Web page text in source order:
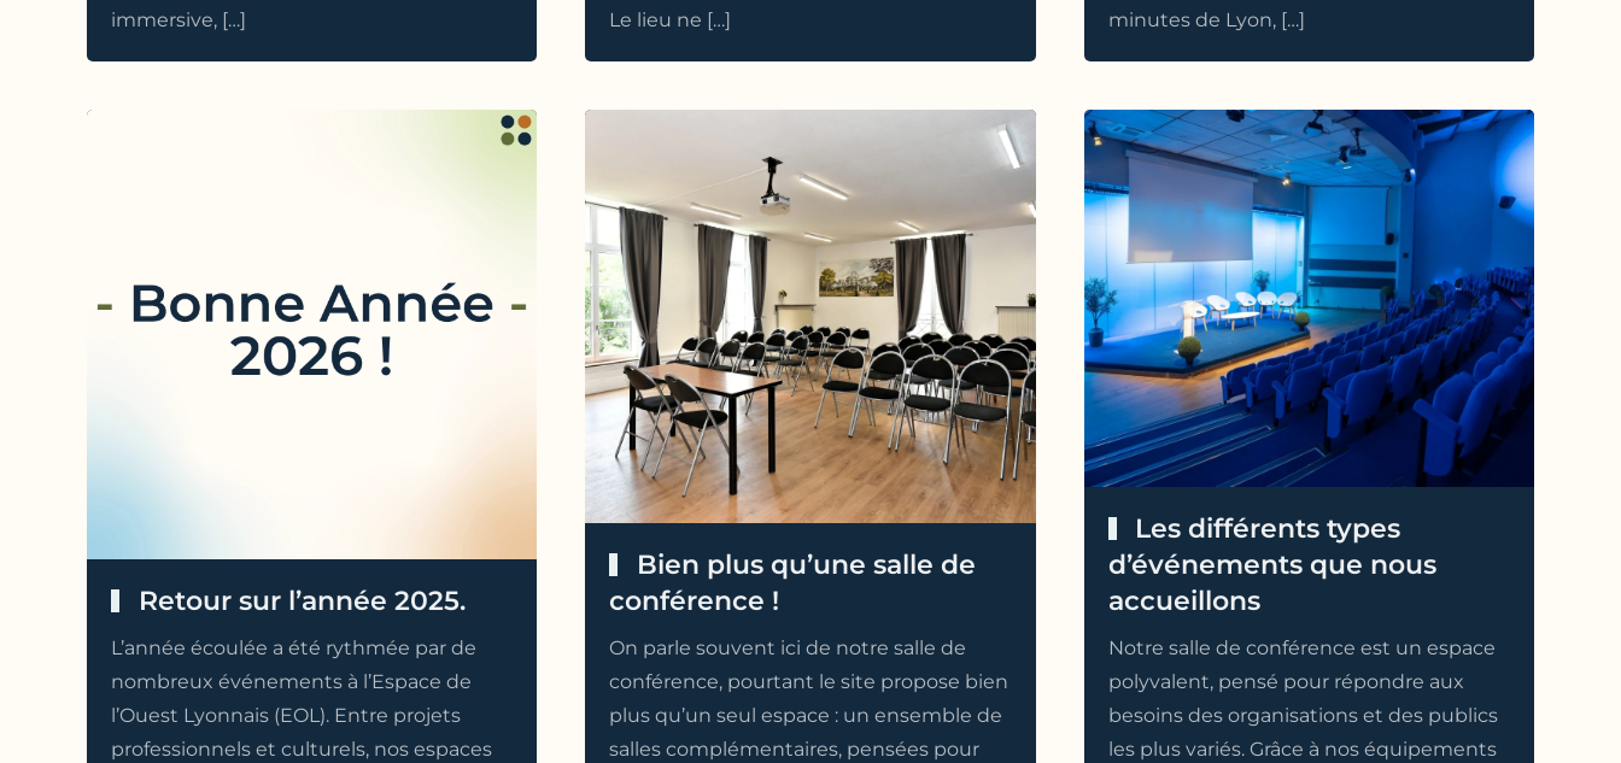
immersive, […]
Le lieu ne […]
minutes de Lyon, […]
Retour sur l’année 2025.
L’année écoulée a été rythmée par de
nombreux événements à l’Espace de
l’Ouest Lyonnais (EOL). Entre projets
professionnels et culturels, nos espaces
Bien plus qu’une salle de
conférence !
On parle souvent ici de notre salle de
conférence, pourtant le site propose bien
plus qu’un seul espace : un ensemble de
salles complémentaires, pensées pour
Les différents types
d’événements que nous
accueillons
Notre salle de conférence est un espace
polyvalent, pensé pour répondre aux
besoins des organisations et des publics
les plus variés. Grâce à nos équipements